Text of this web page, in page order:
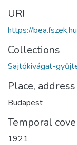
URI
https://
Collections
Sajtókivágat-
Place, address
Budapest
Temporal
1921